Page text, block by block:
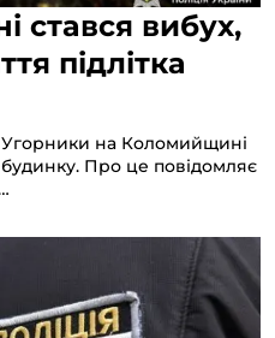
стався вибух,
підлітка
Угорники на Коломийщині
Про це повідомляє